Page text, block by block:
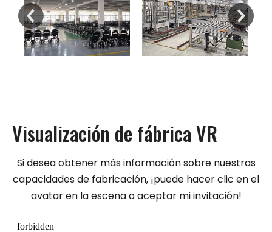
Visualización de fábrica VR
Si desea obtener más información sobre nuestras
capacidades de fabricación, ¡puede hacer clic en el
avatar en la escena o aceptar mi invitación!